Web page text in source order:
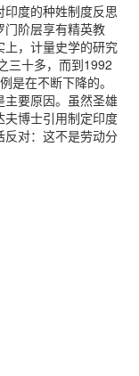
度的种姓制度反思
门阶层享有精英教
，计量史学的研究
三十多，而到1992
是在不断下降的。
主要原因。虽然圣雄
博士引用制定印度
反对：这不是劳动分